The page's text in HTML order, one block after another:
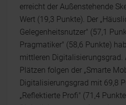
erreicht der Außenstehende
Wert (19,3 Punkte). Der
Gelegenheitsnutzer" (57,1
Pragmatiker" (58,6 Punkte)
mittleren Digitalisierungsgrad.
Plätzen folgen der „Smarte
Digitalisierungsgrad mit 69,8
„Reflektierte Profi" (71,4